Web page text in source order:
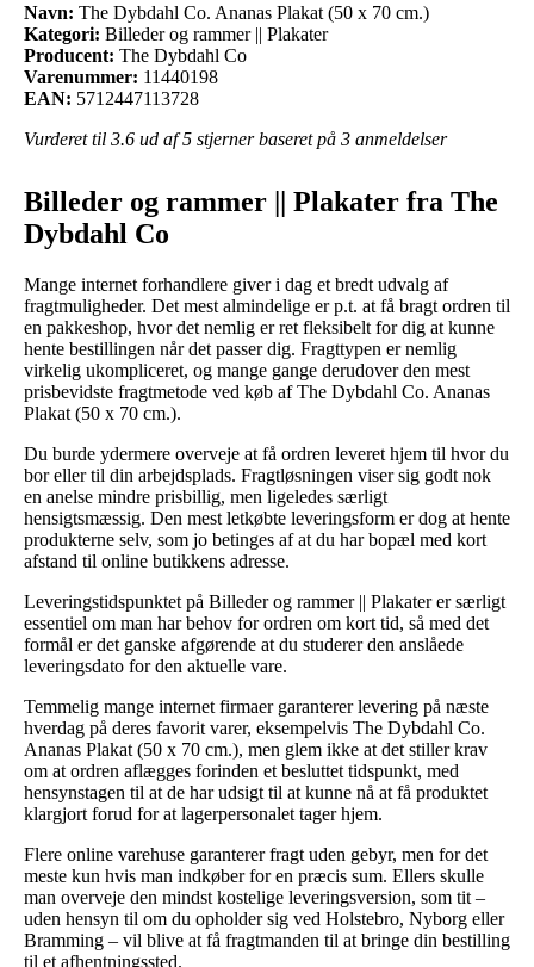
Navn: The Dybdahl Co. Ananas Plakat (50 x 70 cm.)
Kategori: Billeder og rammer || Plakater
Producent: The Dybdahl Co
Varenummer: 11440198
EAN: 5712447113728
Vurderet til 3.6 ud af 5 stjerner baseret på 3 anmeldelser
Billeder og rammer || Plakater fra The
Dybdahl Co
Mange internet forhandlere giver i dag et bredt udvalg af
fragtmuligheder. Det mest almindelige er p.t. at få bragt ordren til
en pakkeshop, hvor det nemlig er ret fleksibelt for dig at kunne
hente bestillingen når det passer dig. Fragttypen er nemlig
virkelig ukompliceret, og mange gange derudover den mest
prisbevidste fragtmetode ved køb af The Dybdahl Co. Ananas
Plakat (50 x 70 cm.).
Du burde ydermere overveje at få ordren leveret hjem til hvor du
bor eller til din arbejdsplads. Fragtløsningen viser sig godt nok
en anelse mindre prisbillig, men ligeledes særligt
hensigtsmæssig. Den mest letkøbte leveringsform er dog at hente
produkterne selv, som jo betinges af at du har bopæl med kort
afstand til online butikkens adresse.
Leveringstidspunktet på Billeder og rammer || Plakater er særligt
essentiel om man har behov for ordren om kort tid, så med det
formål er det ganske afgørende at du studerer den anslåede
leveringsdato for den aktuelle vare.
Temmelig mange internet firmaer garanterer levering på næste
hverdag på deres favorit varer, eksempelvis The Dybdahl Co.
Ananas Plakat (50 x 70 cm.), men glem ikke at det stiller krav
om at ordren aflægges forinden et besluttet tidspunkt, med
hensynstagen til at de har udsigt til at kunne nå at få produktet
klargjort forud for at lagerpersonalet tager hjem.
Flere online varehuse garanterer fragt uden gebyr, men for det
meste kun hvis man indkøber for en præcis sum. Ellers skulle
man overveje den mindst kostelige leveringsversion, som tit –
uden hensyn til om du opholder sig ved Holstebro, Nyborg eller
Bramming – vil blive at få fragtmanden til at bringe din bestilling
til et afhentningssted.